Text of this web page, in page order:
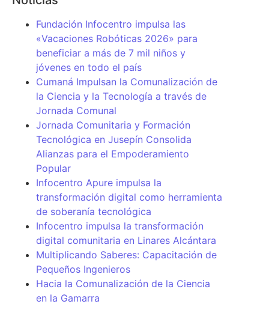
Fundación Infocentro impulsa las
«Vacaciones Robóticas 2026» para
beneficiar a más de 7 mil niños y
jóvenes en todo el país
Cumaná Impulsan la Comunalización de
la Ciencia y la Tecnología a través de
Jornada Comunal
Jornada Comunitaria y Formación
Tecnológica en Jusepín Consolida
Alianzas para el Empoderamiento
Popular
Infocentro Apure impulsa la
transformación digital como herramienta
de soberanía tecnológica
Infocentro impulsa la transformación
digital comunitaria en Linares Alcántara
Multiplicando Saberes: Capacitación de
Pequeños Ingenieros
Hacia la Comunalización de la Ciencia
en la Gamarra